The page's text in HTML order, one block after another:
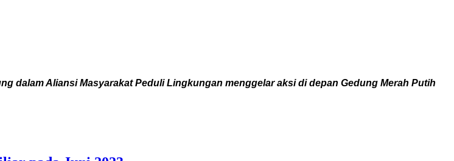
dalam Aliansi Masyarakat Peduli Lingkungan menggelar aksi di depan Gedung Merah Putih